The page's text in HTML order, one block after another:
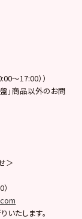
～17:00））
」商品以外のお問
＞
たします。